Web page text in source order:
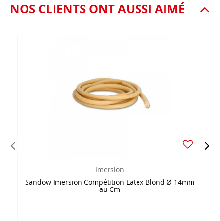
NOS CLIENTS ONT AUSSI AIMÉ
Imersion
Sandow Imersion Compétition Latex Blond Ø 14mm
au Cm